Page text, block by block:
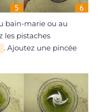
bain-marie ou au
les pistaches
. Ajoutez une pincée